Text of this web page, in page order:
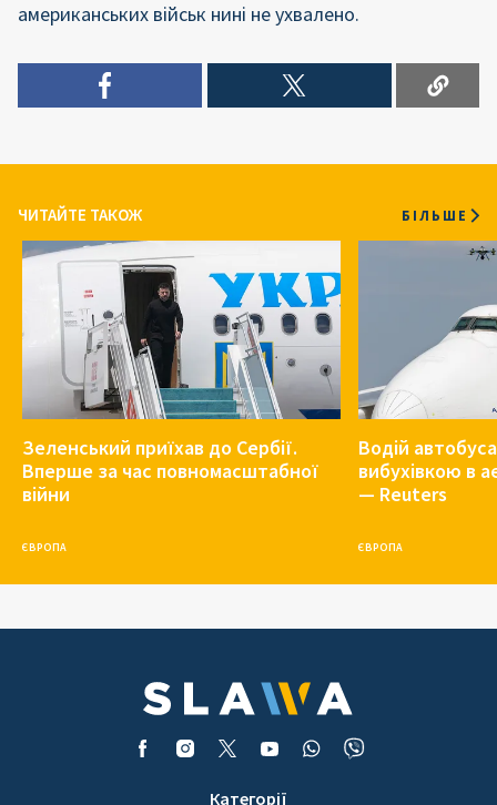
американських військ нині не ухвалено.
ЧИТАЙТЕ ТАКОЖ БІЛЬШЕ
Зеленський приїхав до Сербії.
Вперше за час повномасштабної
війни
ЄВРОПА
Водій
вибухівкою в
— Reuters
ЄВРОПА
Категорії